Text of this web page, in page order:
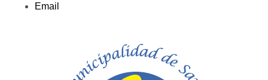
Email